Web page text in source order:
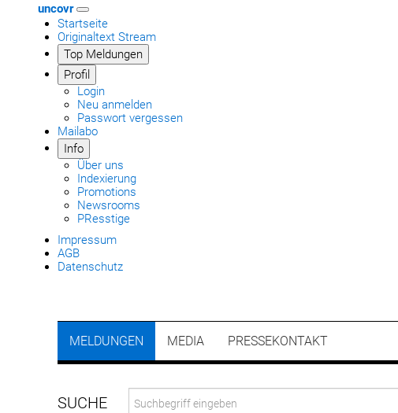
uncovr
Startseite
Originaltext Stream
Top Meldungen
Profil
Login
Neu anmelden
Passwort vergessen
Mailabo
Info
Über uns
Indexierung
Promotions
Newsrooms
PResstige
Impressum
AGB
Datenschutz
MELDUNGEN MEDIA PRESSEKONTAKT